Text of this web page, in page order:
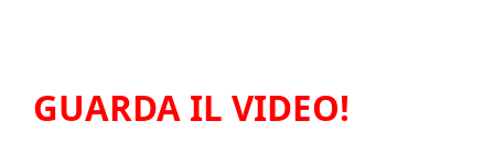
GUARDA IL VIDEO!